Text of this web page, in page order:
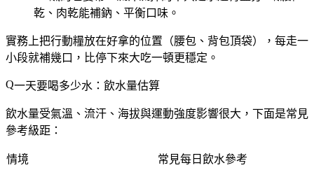
乾、肉乾能補鈉、平衡口味。
實務上把行動糧放在好拿的位置（腰包、背包頂袋），每走一
小段就補幾口，比停下來大吃一頓更穩定。
一天要喝多少水：飲水量估算
飲水量受氣溫、流汗、海拔與運動強度影響很大，下面是常見
參考級距：
情境
常見每日飲水參考